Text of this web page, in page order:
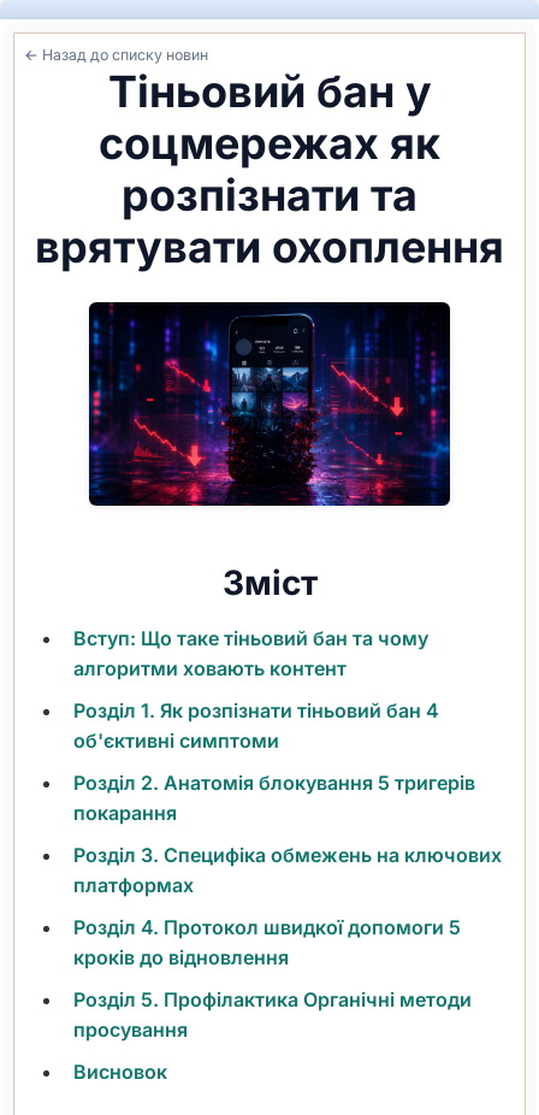
← Назад до списку новин
Тіньовий бан у
соцмережах як
розпізнати та
врятувати охоплення
Зміст
Вступ: Що таке тіньовий бан та чому
алгоритми ховають контент
Розділ 1. Як розпізнати тіньовий бан 4
об'єктивні симптоми
Розділ 2. Анатомія блокування 5 тригерів
покарання
Розділ 3. Специфіка обмежень на ключових
платформах
Розділ 4. Протокол швидкої допомоги 5
кроків до відновлення
Розділ 5. Профілактика Органічні методи
просування
Висновок